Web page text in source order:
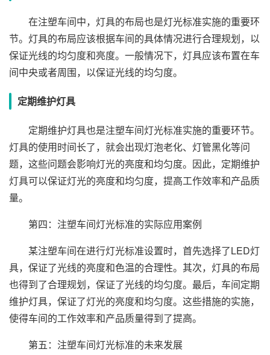
在注塑车间中，灯具的布局也是灯光标准实施的重要环
节。灯具的布局应该根据车间的具体情况进行合理规划，以
保证光线的均匀度和亮度。一般情况下，灯具应该布置在车
间中央或者周围，以保证光线的均匀度。
定期维护灯具
定期维护灯具也是注塑车间灯光标准实施的重要环节。
灯具的使用时间长了，就会出现灯泡老化、灯管黑化等问
题，这些问题会影响灯光的亮度和均匀度。因此，定期维护
灯具可以保证灯光的亮度和均匀度，提高工作效率和产品质
量。
第四：注塑车间灯光标准的实际应用案例
某注塑车间在进行灯光标准设置时，首先选择了LED灯
具，保证了光线的亮度和色温的合理性。其次，灯具的布局
也得到了合理规划，保证了光线的均匀度。最后，车间定期
维护灯具，保证了灯光的亮度和均匀度。这些措施的实施，
使得车间的工作效率和产品质量得到了提高。
第五：注塑车间灯光标准的未来发展